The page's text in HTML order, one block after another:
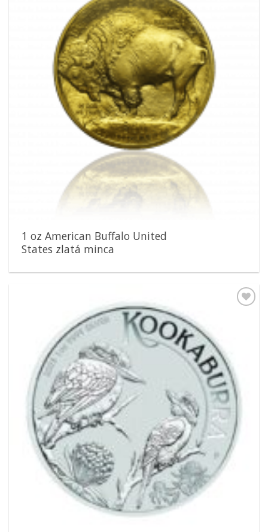
1 oz American Buffalo United
States zlatá minca